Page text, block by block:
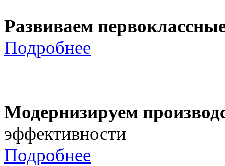
Развиваем
Подробнее
Модернизируем
эффективности
Подробнее